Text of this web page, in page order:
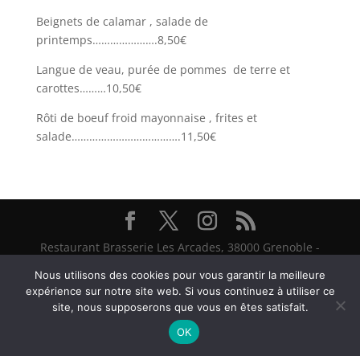
Beignets de calamar , salade de
printemps………………….8,50€
Langue de veau, purée de pommes de terre et
carottes………10,50€
Rôti de boeuf froid mayonnaise , frites et
salade……………………………….11,50€
Restaurant Brasserie Les Arcades, 38000 Grenoble -
Nous utilisons des cookies pour vous garantir la meilleure
expérience sur notre site web. Si vous continuez à utiliser ce
site, nous supposerons que vous en êtes satisfait.
OK